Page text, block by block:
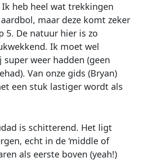
heb heel wat trekkingen
maar deze komt zeker
5. De natuur hier is zo
Ik moet wel
weer hadden (geen
Van onze gids (Bryan)
een stuk lastiger wordt als
is schitterend. Het ligt
echt in de ‘middle of
als eerste boven (yeah!)